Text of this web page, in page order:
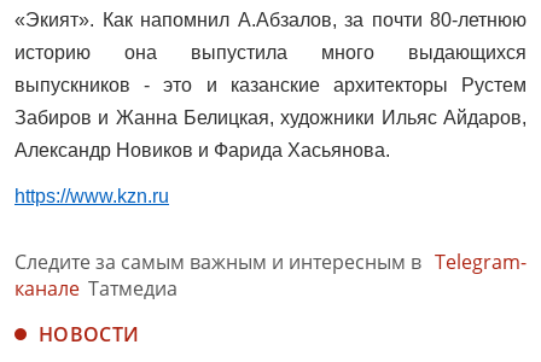
«Экият». Как напомнил А.Абзалов, за почти 80-летнюю
историю она выпустила много выдающихся
выпускников - это и казанские архитекторы Рустем
Забиров и Жанна Белицкая, художники Ильяс Айдаров,
Александр Новиков и Фарида Хасьянова.
https://www.kzn.ru
Следите за самым важным и интересным в Telegram-
канале Татмедиа
НОВОСТИ